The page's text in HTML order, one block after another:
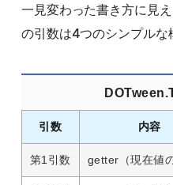
一見変わった書き方に見え
の引数は4つのシンプルな
引数 内容
第1引数 getter（現在値